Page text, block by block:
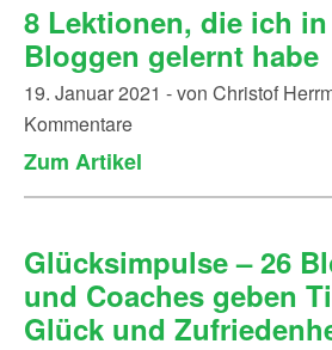
8 Lektionen, die ich in
Bloggen gelernt habe
19. Januar 2021 - von Christof
Kommentare
Zum Artikel
Glücksimpulse – 26
und Coaches geben
Glück und